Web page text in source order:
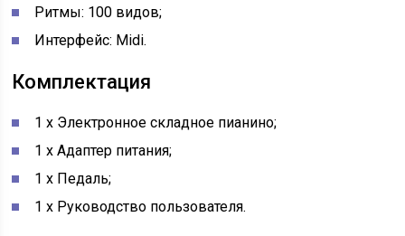
Ритмы: 100 видов;
Интерфейс: Midi.
Комплектация
1 х Электронное складное пианино;
1 х Адаптер питания;
1 х Педаль;
1 х Руководство пользователя.